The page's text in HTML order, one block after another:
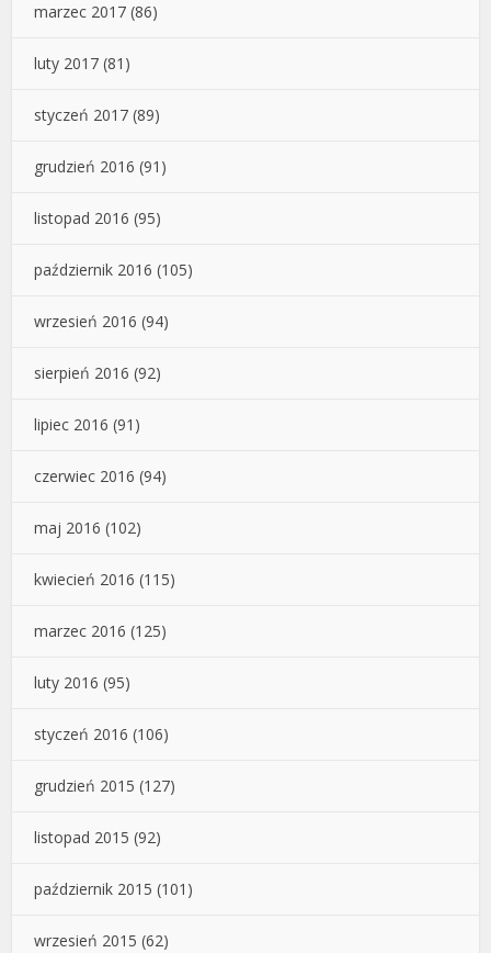
marzec 2017 (86)
luty 2017 (81)
styczeń 2017 (89)
grudzień 2016 (91)
listopad 2016 (95)
październik 2016 (105)
wrzesień 2016 (94)
sierpień 2016 (92)
lipiec 2016 (91)
czerwiec 2016 (94)
maj 2016 (102)
kwiecień 2016 (115)
marzec 2016 (125)
luty 2016 (95)
styczeń 2016 (106)
grudzień 2015 (127)
listopad 2015 (92)
październik 2015 (101)
wrzesień 2015 (62)